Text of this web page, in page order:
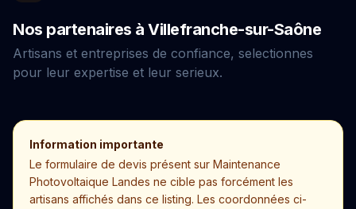
Nos partenaires à Villefranche-sur-Saône
Artisans et entreprises de confiance, selectionnes
pour leur expertise et leur serieux.
Information importante
Le formulaire de devis présent sur Maintenance
Photovoltaique Landes ne cible pas forcément les
artisans affichés dans ce listing. Les coordonnées ci-